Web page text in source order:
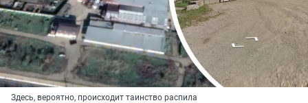
Здесь, вероятно, происходит таинство распила